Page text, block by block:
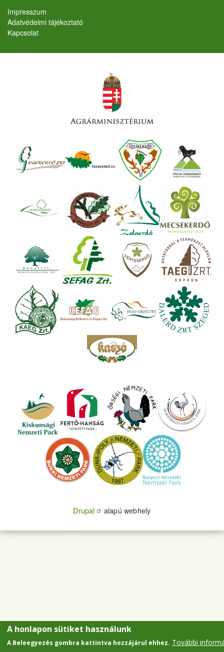
Lábléc
Impresszum
Adatvédelmi tájékoztató
Kapcsolat
Drupal alapú webhely
A honlapon sütiket használunk
A Beleegyezés gombra kattintva hozzájárul ehhez. További